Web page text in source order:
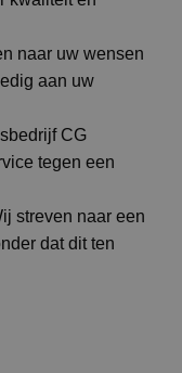
naar uw wensen
aan uw
CG
tegen een
streven naar een
dat dit ten